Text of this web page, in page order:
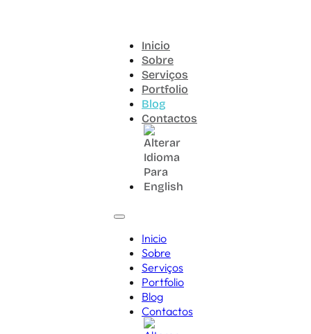
Inicio
Sobre
Serviços
Portfolio
Blog
Contactos
Inicio
Sobre
Serviços
Portfolio
Blog
Contactos